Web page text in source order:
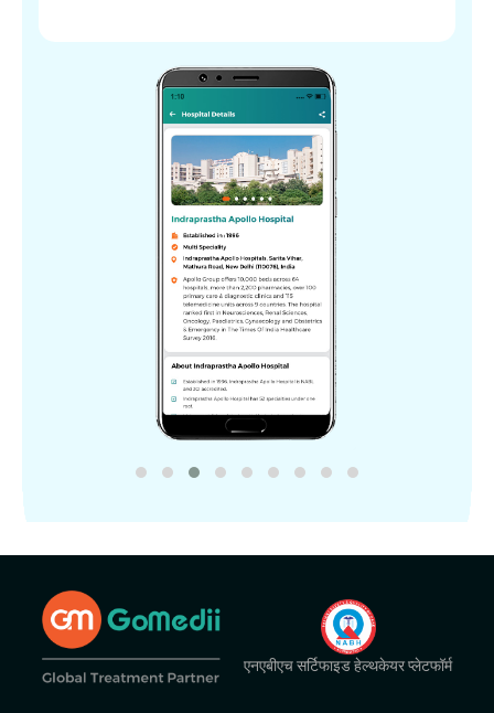
एनएबीएच सर्टिफाइड हेल्थकेयर प्लेटफॉर्म